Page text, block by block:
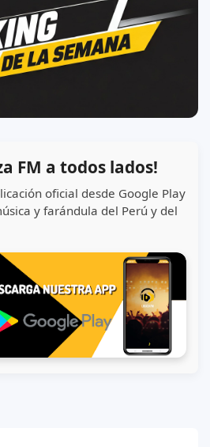
FM a todos lados!
oficial desde Google Play
y farándula del Perú y del